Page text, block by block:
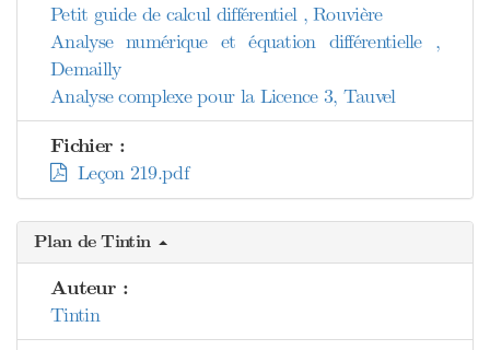
Petit guide de calcul différentiel , Rouvière
Analyse numérique et équation différentielle ,
Demailly
Analyse complexe pour la Licence 3, Tauvel
Fichier :
Leçon 219.pdf
Plan de Tintin
Auteur :
Tintin